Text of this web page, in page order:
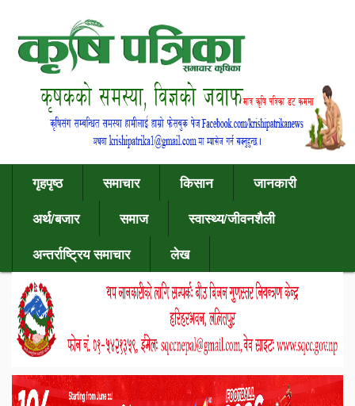
गृहपृष्ठ समाचार किसान
जानकारी
अर्थ/बजार
समाज
स्वास्थ्य/जीवनशैली
अन्तर्राष्ट्रिय समाचार
लेख